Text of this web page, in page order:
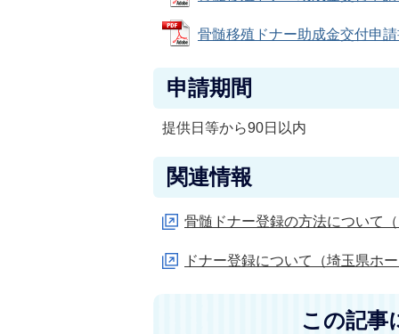
骨髄移殖ドナー助成金交付申
申請期間
提供日等から90日以内
関連情報
骨髄ドナー登録の方法について
ドナー登録について（埼玉県ホ
この記事